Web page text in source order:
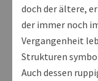
doch der ältere,
der immer noch
Vergangenheit
Strukturen
Auch dessen